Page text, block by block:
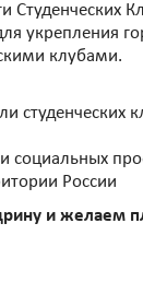
Студенческих
укрепления
клубами.
студенческих
социальных
России
и желаем